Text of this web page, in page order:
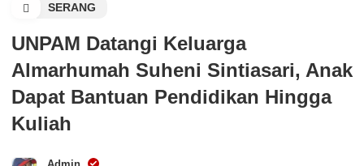
SERANG
UNPAM Datangi Keluarga
Almarhumah Suheni Sintiasari, Anak
Dapat Bantuan Pendidikan Hingga
Kuliah